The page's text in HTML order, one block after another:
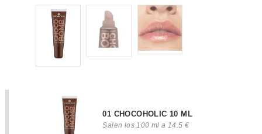
01 CHOCOHOLIC 10 ML
Salen los 100 ml a 14.5 €